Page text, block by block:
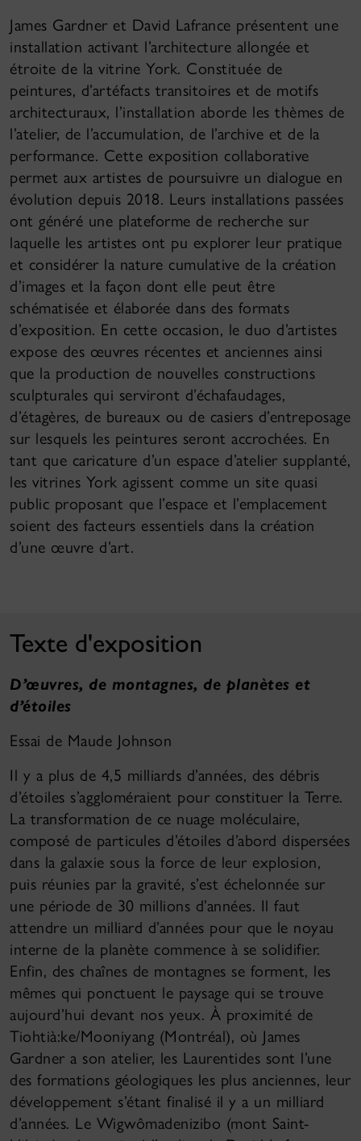
James Gardner et David Lafrance présentent une
installation activant l’architecture allongée et
étroite de la vitrine York. Constituée de
peintures, d’artéfacts transitoires et de motifs
architecturaux, l’installation aborde les thèmes de
l’atelier, de l’accumulation, de l’archive et de la
performance. Cette exposition collaborative
permet aux artistes de poursuivre un dialogue en
évolution depuis 2018. Leurs installations passées
ont généré une plateforme de recherche sur
laquelle les artistes ont pu explorer leur pratique
et considérer la nature cumulative de la création
d’images et la façon dont elle peut être
schématisée et élaborée dans des formats
d’exposition. En cette occasion, le duo d’artistes
expose des œuvres récentes et anciennes ainsi
que la production de nouvelles constructions
sculpturales qui serviront d’échafaudages,
d’étagères, de bureaux ou de casiers d’entreposage
sur lesquels les peintures seront accrochées. En
tant que caricature d’un espace d’atelier supplanté,
les vitrines York agissent comme un site quasi
public proposant que l’espace et l’emplacement
soient des facteurs essentiels dans la création
d’une œuvre d’art.
Texte d'exposition
D’œuvres, de montagnes, de planètes et
d’étoiles
Essai de Maude Johnson
Il y a plus de 4,5 milliards d’années, des débris
d’étoiles s’aggloméraient pour constituer la Terre.
La transformation de ce nuage moléculaire,
composé de particules d’étoiles d’abord dispersées
dans la galaxie sous la force de leur explosion,
puis réunies par la gravité, s’est échelonnée sur
une période de 30 millions d’années. Il faut
attendre un milliard d’années pour que le noyau
interne de la planète commence à se solidifier.
Enfin, des chaînes de montagnes se forment, les
mêmes qui ponctuent le paysage qui se trouve
aujourd’hui devant nos yeux. À proximité de
Tiohtià:ke/Mooniyang (Montréal), où James
Gardner a son atelier, les Laurentides sont l’une
des formations géologiques les plus anciennes, leur
développement s’étant finalisé il y a un milliard
d’années. Le Wigwômadenizibo (mont Saint-